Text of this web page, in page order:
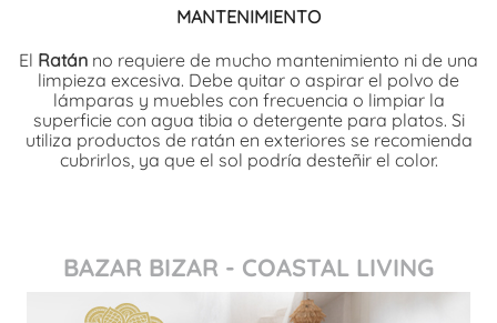
MANTENIMIENTO
El Ratán no requiere de mucho mantenimiento ni de una
limpieza excesiva. Debe quitar o aspirar el polvo de
lámparas y muebles con frecuencia o limpiar la
superficie con agua tibia o detergente para platos. Si
utiliza productos de ratán en exteriores se recomienda
cubrirlos, ya que el sol podría desteñir el color.
BAZAR BIZAR - COASTAL LIVING